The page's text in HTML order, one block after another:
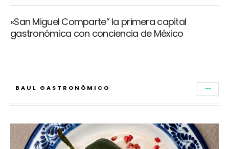
«San Miguel Comparte” la primera capital
gastronómica con conciencia de México
BAUL GASTRONÓMICO